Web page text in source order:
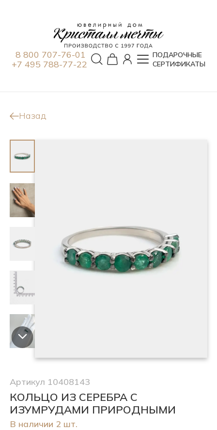
8 800 707-76-01
+7 495 788-77-22
ПОДАРОЧНЫЕ
СЕРТИФИКАТЫ
Назад
Артикул 10408143
КОЛЬЦО ИЗ СЕРЕБРА С
ИЗУМРУДАМИ ПРИРОДНЫМИ
В наличии 2 шт.